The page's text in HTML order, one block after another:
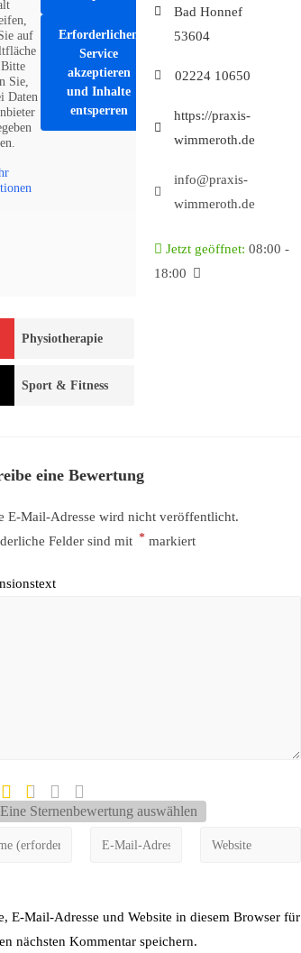
auf
Sie,
Daten
Erforderlichen
Service
akzeptieren
und Inhalte
entsperren
Bad Honnef
53604
02224 10650
https://praxis-
wimmeroth.de
info@praxis-
wimmeroth.de
Jetzt geöffnet:08:00 -
18:00
Physiotherapie
Sport & Fitness
eine Bewertung
E-Mail-Adresse wird nicht veröffentlicht.
Felder sind mit *markiert
Eine Sternenbewertung auswählen
E-Mail-Adresse und Website in diesem Browser für
nächsten Kommentar speichern.